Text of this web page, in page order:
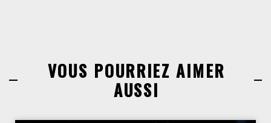
VOUS POURRIEZ AIMER
AUSSI